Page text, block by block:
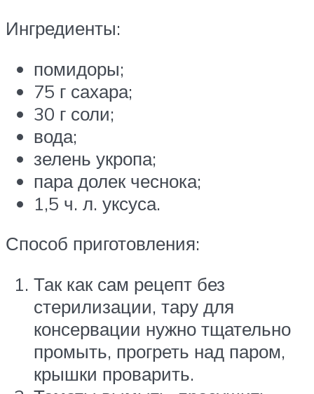
Ингредиенты:
помидоры;
75 г сахара;
30 г соли;
вода;
зелень укропа;
пара долек чеснока;
1,5 ч. л. уксуса.
Способ приготовления:
Так как сам рецепт без
стерилизации, тару для
консервации нужно тщательно
промыть, прогреть над паром,
крышки проварить.